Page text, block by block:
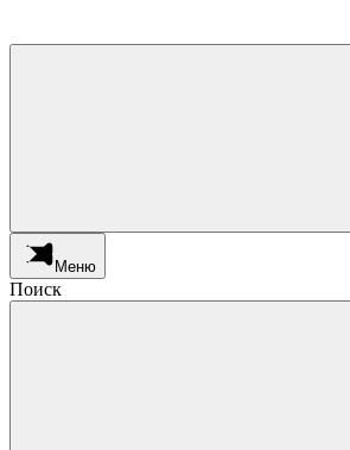
Меню
Поиск